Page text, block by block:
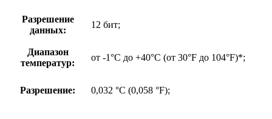
Разрешение
данных:
12 бит;
Диапазон
температур:
от -1°C до +40°C (от 30°F до 104°F)*;
Разрешение: 0,032 °С (0,058 °F);